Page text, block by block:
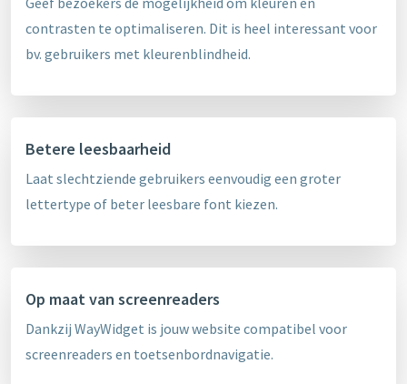
contrasten te optimaliseren. Dit is heel interessant voor
bv. gebruikers met kleurenblindheid.
Betere leesbaarheid
Laat slechtziende gebruikers eenvoudig een groter
lettertype of beter leesbare font kiezen.
Op maat van screenreaders
Dankzij WayWidget is jouw website compatibel voor
screenreaders en toetsenbordnavigatie.